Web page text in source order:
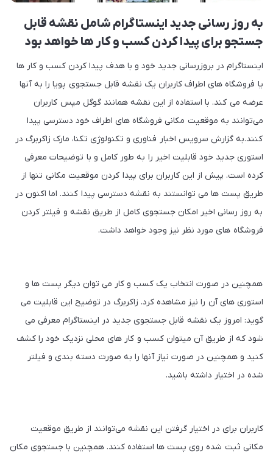
به روز رسانی جدید اینستاگرام شامل نقشه قابل
جستجو برای پیدا کردن کسب و کار ها خواهد بود
اینستاگرام در بروزرسانی جدید خود و با هدف پیدا کردن کسب و کار ها
یا فروشگاه های اطراف کاربران یک نقشه قابل جستجوی پویا را به آنها
عرضه می کند. با استفاده از این نقشه همانند گوگل مپس کاربران
می‌توانند به موقعیت مکانی فروشگاه های اطراف خود دسترسی پیدا
کنند.به گزارش سرویس اخبار فناوری و تکنولوژی تکنا، مارک زاکربرگ در
استوری جدید خود قابلیت اخیر را به طور کامل و با توضیحات معرفی
کرده است. پیش از این کاربران برای پیدا کردن موقعیت مکانی تنها از
طریق پست ها می توانستند به نقشه دسترسی پیدا کنند. اما اکنون در
به روز رسانی اخیر امکان جستجوی کامل از طریق نقشه و فیلتر کردن
فروشگاه های مورد نظر نیز وجود خواهد داشت.
همچنین در صورت انتخاب یک کسب و کار می توان دیگر پست ها و
استوری های آن را نیز مشاهده کرد. زاکربرگ در توضیح این قابلیت می
گوید: امروز یک نقشه قابل جستجوی جدید در اینستاگرام معرفی می
شود که از طریق آن میتوان کسب و کار های محلی نزدیک خود را کشف
کنید و همچنین در صورت نیاز آنها را به صورت دسته بندی و فیلتر
شده در اختیار داشته باشید.
کاربران برای در اختیار گرفتن این نقشه می‌توانند از طریق موقعیت
مکانی ثبت شده روی پست ها استفاده کنند. همچنین با جستجوی مکان